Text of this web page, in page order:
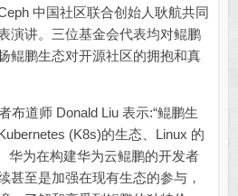
中国社区联合创始人耿航共同
演讲。三位基金会代表均对鲲鹏
鲲鹏生态对开源社区的拥抱和真
道师 Donald Liu 表示:“鲲鹏生
(K8s)的生态、Linux 的
华为在构建华为云鲲鹏的开发者
甚至是加强在现有生态的参与，